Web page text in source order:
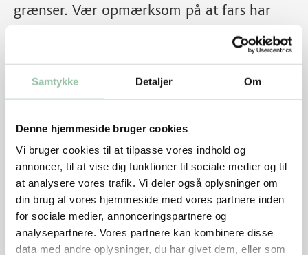
Samtykke Detaljer Om
Denne hjemmeside bruger cookies
Vi bruger cookies til at tilpasse vores indhold og
annoncer, til at vise dig funktioner til sociale medier og til
at analysere vores trafik. Vi deler også oplysninger om
din brug af vores hjemmeside med vores partnere inden
for sociale medier, annonceringspartnere og
analysepartnere. Vores partnere kan kombinere disse
data med andre oplysninger, du har givet dem, eller som
grænser. Vær opmærksom på at fars har
kort holdbarhed pga. den store overflade.
Skærevejledning